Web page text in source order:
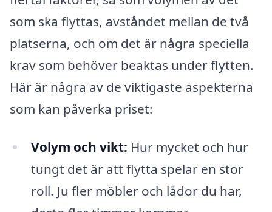
som ska flyttas, avståndet mellan de två
platserna, och om det är några speciella
krav som behöver beaktas under flytten.
Här är några av de viktigaste aspekterna
som kan påverka priset:
Volym och vikt: Hur mycket och hur
tungt det är att flytta spelar en stor
roll. Ju fler möbler och lådor du har,